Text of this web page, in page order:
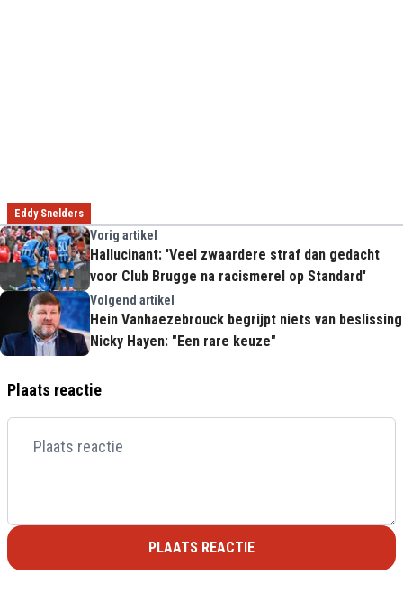
Eddy Snelders
Vorig artikel
Hallucinant: 'Veel zwaardere straf dan gedacht
voor Club Brugge na racismerel op Standard'
Volgend artikel
Hein Vanhaezebrouck begrijpt niets van beslissing
Nicky Hayen: "Een rare keuze"
Plaats reactie
PLAATS REACTIE